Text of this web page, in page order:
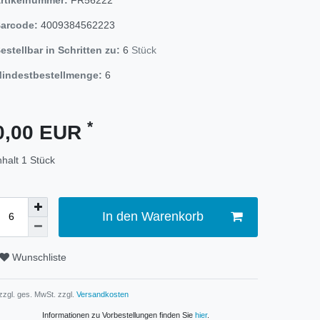
4009384562223
in Schritten zu: 6 Stück
6
EUR *
1 Stück
In den Warenkorb
Wunschliste
ges. MwSt. zzgl. Versandkosten
Informationen zu Vorbestellungen finden Sie hier.